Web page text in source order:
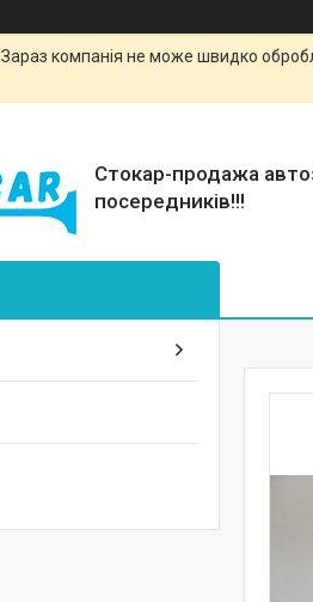
Зараз компанія не може швидко
Стокар-продажа
посередників!!!